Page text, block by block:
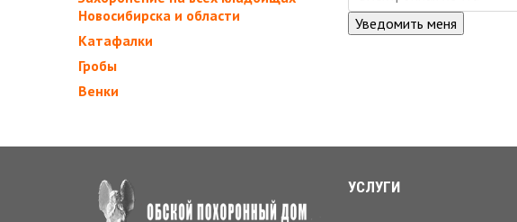
Новосибирска и области
Катафалки
Гробы
Венки
УСЛУГИ